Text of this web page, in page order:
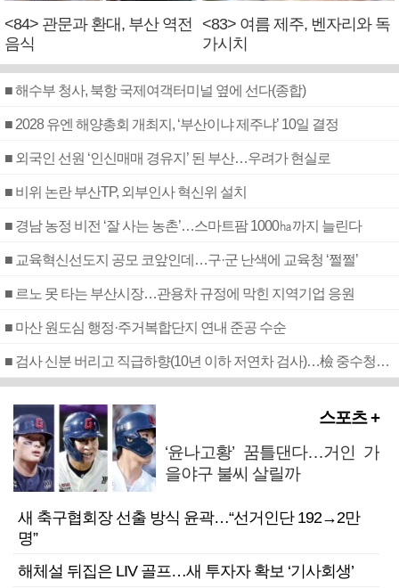
<84> 관문과 환대, 부산 역전
음식
<83> 여름 제주, 벤자리와 독
가시치
■ 해수부 청사, 북항 국제여객터미널 옆에 선다(종합)
■ 2028 유엔 해양총회 개최지, ‘부산이냐 제주냐’ 10일 결정
■ 외국인 선원 ‘인신매매 경유지’ 된 부산…우려가 현실로
■ 비위 논란 부산TP, 외부인사 혁신위 설치
■ 경남 농정 비전 ‘잘 사는 농촌’…스마트팜 1000㏊까지 늘린다
■ 교육혁신선도지 공모 코앞인데…구·군 난색에 교육청 ‘쩔쩔’
■ 르노 못 타는 부산시장…관용차 규정에 막힌 지역기업 응원
■ 마산 원도심 행정·주거복합단지 연내 준공 수순
■ 검사 신분 버리고 직급하향(10년 이하 저연차 검사)…檢 중수청행 기피
스포츠 +
‘윤나고황’ 꿈틀댄다…거인 가
을야구 불씨 살릴까
새 축구협회장 선출 방식 윤곽…“선거인단 192→2만
명”
해체설 뒤집은 LIV 골프…새 투자자 확보 ‘기사회생’